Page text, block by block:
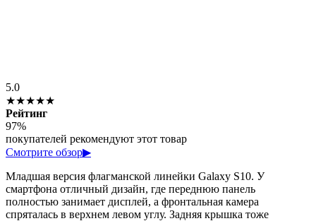
5.0
★★★★★
Рейтинг
97%
покупателей рекомендуют этот товар
Смотрите обзор▶
Младшая версия флагманской линейки Galaxy S10. У
смартфона отличный дизайн, где переднюю панель
полностью занимает дисплей, а фронтальная камера
спряталась в верхнем левом углу. Задняя крышка тоже